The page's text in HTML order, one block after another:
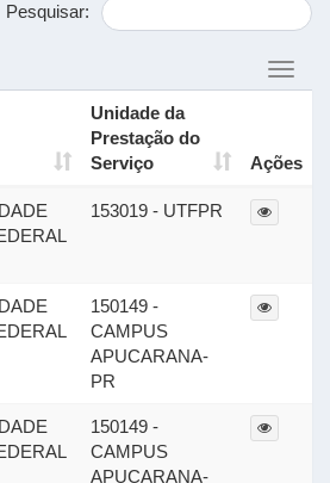
Pesquisar:
filtros
Unidade da
Prestação do
Serviço
Ações
153019 - UTFPR
150149 -
CAMPUS
APUCARANA-
PR
150149 -
CAMPUS
APUCARANA-